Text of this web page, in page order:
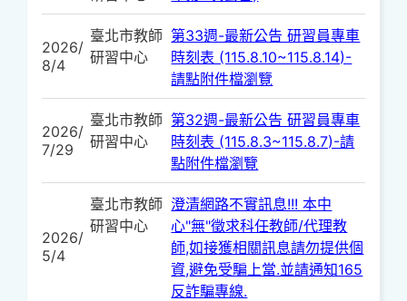
2026/
8/4
臺北市教師
研習中心
第33週-最新公告 研習員專車
時刻表 (115.8.10~115.8.14)-
請點附件檔瀏覽
2026/
7/29
臺北市教師
研習中心
第32週-最新公告 研習員專車
時刻表 (115.8.3~115.8.7)-請
點附件檔瀏覽
2026/
5/4
臺北市教師
研習中心
澄清網路不實訊息!!! 本中
心"無"徵求科任教師/代理教
師,如接獲相關訊息請勿提供個
資,避免受騙上當.並請通知165
反詐騙專線.